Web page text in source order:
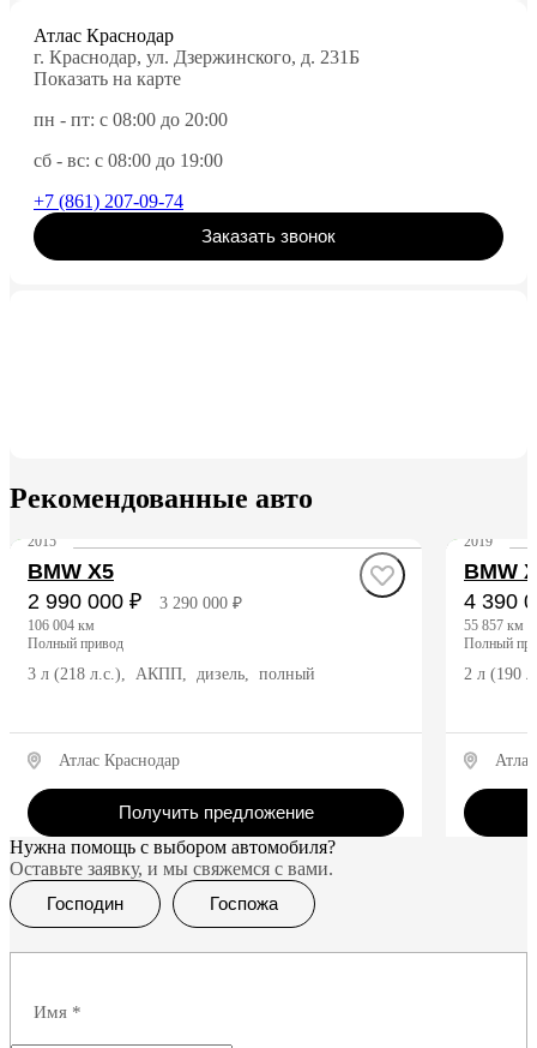
Атлас Краснодар
г. Краснодар, ул. Дзержинского, д. 231Б
Показать на карте
пн - пт: с 08:00 до 20:00
сб - вс: с 08:00 до 19:00
+7 (861) 207-09-74
Заказать звонок
Рекомендованные авто
BMW X5
2015
2 990 000 ₽ 3 290 000 ₽
106 004 км
полный привод
3 л (218 л.с.), АКПП, дизель, полный
Атлас Краснодар
Получить предложение
BMW
2019
4 390
55 857 км
полный
2 л (190
Нужна помощь с выбором автомобиля?
Оставьте заявку, и мы свяжемся с вами.
Господин
Госпожа
Имя *